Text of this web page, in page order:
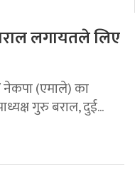
लगायतले लिए
नेकपा (एमाले) का
गुरु बराल, दुई...